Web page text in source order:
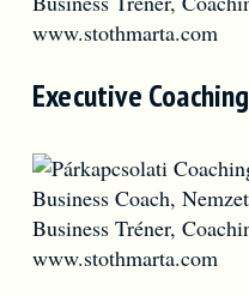
Executive Coaching